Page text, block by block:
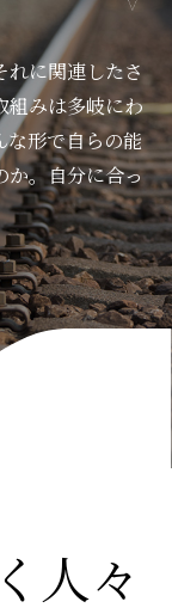
に関連したさ
組みは多岐にわ
な形で自らの能
か。自分に合っ
人々